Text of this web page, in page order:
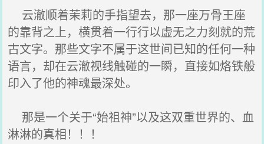
云澈顺着茉莉的手指望去，那一座万骨王座
的靠背之上，横贯着一行行以虚无之力刻就的荒
古文字。那些文字不属于这世间已知的任何一种
语言，却在云澈视线触碰的一瞬，直接如烙铁般
印入了他的神魂最深处。
那是一个关于“始祖神”以及这双重世界的、血
淋淋的真相！！！